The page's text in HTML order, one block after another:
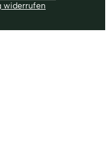
widerrufen